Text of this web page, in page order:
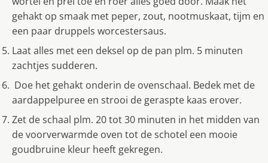
gehakt op smaak met peper, zout, nootmuskaat, tijm en
een paar druppels worcestersaus.
Laat alles met een deksel op de pan plm. 5 minuten
zachtjes sudderen.
Doe het gehakt onderin de ovenschaal. Bedek met de
aardappelpuree en strooi de geraspte kaas erover.
Zet de schaal plm. 20 tot 30 minuten in het midden van
de voorverwarmde oven tot de schotel een mooie
goudbruine kleur heeft gekregen.